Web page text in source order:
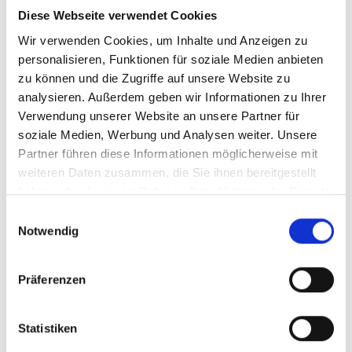
Diese Webseite verwendet Cookies
Wir verwenden Cookies, um Inhalte und Anzeigen zu
personalisieren, Funktionen für soziale Medien anbieten
zu können und die Zugriffe auf unsere Website zu
analysieren. Außerdem geben wir Informationen zu Ihrer
Verwendung unserer Website an unsere Partner für
soziale Medien, Werbung und Analysen weiter. Unsere
Partner führen diese Informationen möglicherweise mit
weiteren Daten zusammen, die Sie ihnen bereitgestellt
haben oder die sie im Rahmen Ihrer Nutzung der Dienste
Notwendig
Präferenzen
Statistiken
er in den Orden ein und erhielt den Namen Frater Eustachius.
1895 legte er die einfachen, 1898 die ewigen Ordensgelübde
ab. Nach Einsätzen in verschiedenen Einrichtungen des
Ordens wählten ihn seine Mitbrüder 1925 zum Provinzial der
Bayerischen Ordensprovinz. Das Amt übte er bis zu seinem
Tod am 10. Juni 1946 aus.
Prozession mit dem
Reliquienschrein nach der
Die Verehrung des Seligen
Am 10. Juni treffen sich wieder Wallfahrer, um auf seinen